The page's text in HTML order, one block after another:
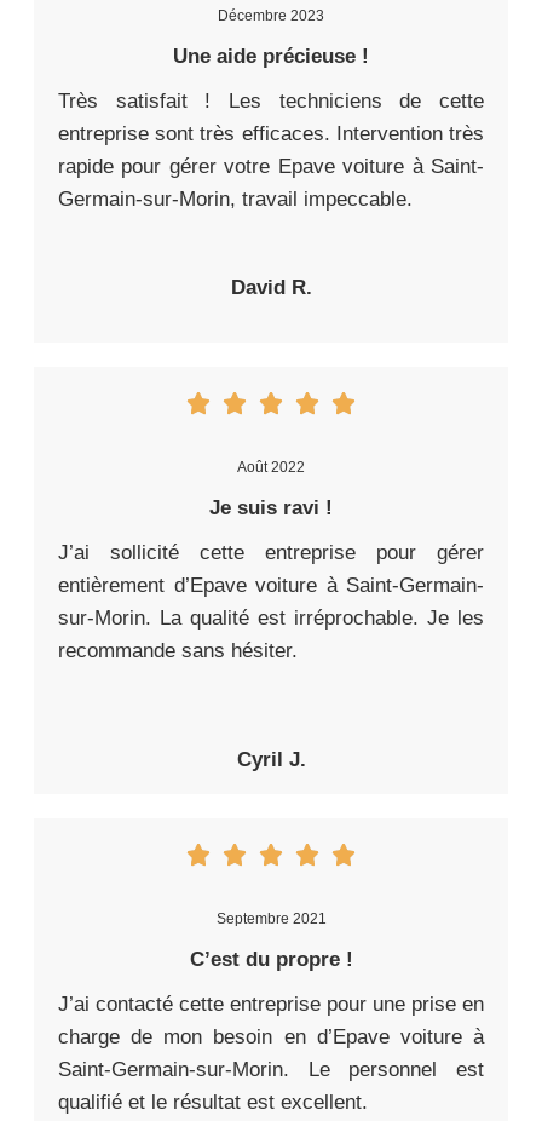
Décembre 2023
Une aide précieuse !
Très satisfait ! Les techniciens de cette
entreprise sont très efficaces. Intervention très
rapide pour gérer votre Epave voiture à Saint-
Germain-sur-Morin, travail impeccable.
David R.
Août 2022
Je suis ravi !
J’ai sollicité cette entreprise pour gérer
entièrement d’Epave voiture à Saint-Germain-
sur-Morin. La qualité est irréprochable. Je les
recommande sans hésiter.
Cyril J.
Septembre 2021
C’est du propre !
J’ai contacté cette entreprise pour une prise en
charge de mon besoin en d’Epave voiture à
Saint-Germain-sur-Morin. Le personnel est
qualifié et le résultat est excellent.